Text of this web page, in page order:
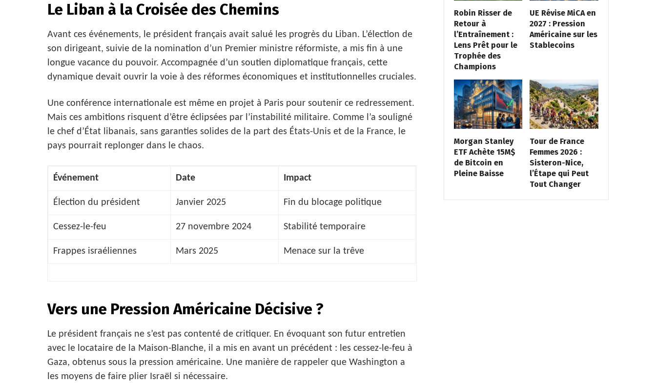
Le Liban à la Croisée des Chemins
Avant ces événements, le président français avait salué les progrès du Liban. L’élection de
son dirigeant, suivie de la nomination d’un Premier ministre réformiste, a mis fin à une
longue vacance du pouvoir. Accompagnée d’un soutien diplomatique français, cette
dynamique devait ouvrir la voie à des réformes économiques et institutionnelles cruciales.
Une conférence internationale est même en projet à Paris pour soutenir ce redressement.
Mais ces ambitions risquent d’être éclipsées par l’instabilité militaire. Comme l’a souligné
le chef d’État libanais, sans garanties solides de la part des États-Unis et de la France, le
pays pourrait replonger dans le chaos.
Événement Date Impact
Élection du président Janvier 2025 Fin du blocage politique
Cessez-le-feu 27 novembre 2024 Stabilité temporaire
Frappes israéliennes Mars 2025 Menace sur la trêve
Vers une Pression Américaine Décisive ?
Le président français ne s’est pas contenté de critiquer. En évoquant son futur entretien
avec le locataire de la Maison-Blanche, il a mis en avant un précédent : les cessez-le-feu à
Gaza, obtenus sous la pression américaine. Une manière de rappeler que Washington a
les moyens de faire plier Israël si nécessaire.
Robin Risser de
Retour à
l’Entraînement :
Lens Prêt pour le
Trophée des
Champions
UE Révise MiCA en
2027 : Pression
Américaine sur les
Stablecoins
Morgan Stanley
ETF Achète 15M$
de Bitcoin en
Pleine Baisse
Tour de France
Femmes 2026 :
Sisteron-Nice,
l’Étape qui Peut
Tout Changer